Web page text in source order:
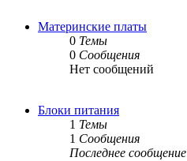
Материнские платы
0 Темы
0 Сообщения
Нет сообщений
Блоки питания
1 Темы
1 Сообщения
Последнее сообщение